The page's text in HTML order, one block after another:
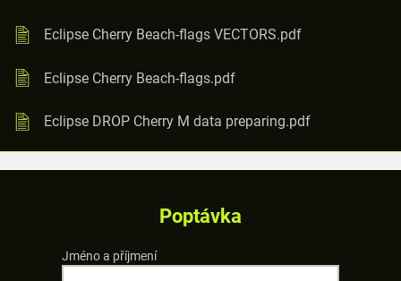
Eclipse Cherry Beach-flags VECTORS.pdf
Eclipse Cherry Beach-flags.pdf
Eclipse DROP Cherry M data preparing.pdf
Poptávka
Jméno a příjmení